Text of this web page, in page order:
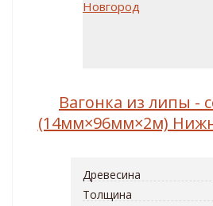
Вагонка из липы -
(14мм×96мм×2м)
Древесина
Толщина